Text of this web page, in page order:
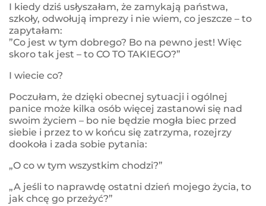
I kiedy dziś usłyszałam, że zamykają państwa,
szkoły, odwołują imprezy i nie wiem, co jeszcze – to
zapytałam:
”Co jest w tym dobrego? Bo na pewno jest! Więc
skoro tak jest – to CO TO TAKIEGO?”
I wiecie co?
Poczułam, że dzięki obecnej sytuacji i ogólnej
panice może kilka osób więcej zastanowi się nad
swoim życiem – bo nie będzie mogła biec przed
siebie i przez to w końcu się zatrzyma, rozejrzy
dookoła i zada sobie pytania:
„O co w tym wszystkim chodzi?”
„A jeśli to naprawdę ostatni dzień mojego życia, to
jak chcę go przeżyć?”